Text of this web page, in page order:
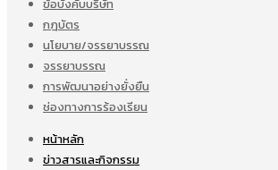
ข้อบังคับบริษัท
กฎบัตร
นโยบาย/จรรยาบรรณ
จรรยาบรรณ
การพัฒนาอย่างยั่งยืน
ช่องทางการร้องเรียน
หน้าหลัก
ข่าวสารและกิจกรรม